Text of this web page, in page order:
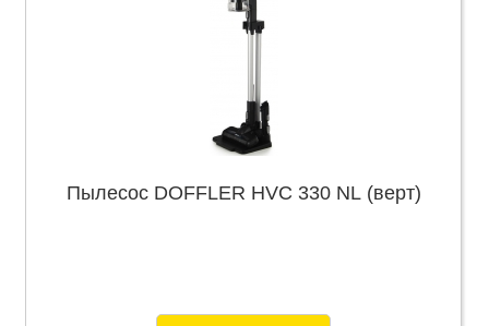
Пылесос DOFFLER HVC 330 NL (верт)